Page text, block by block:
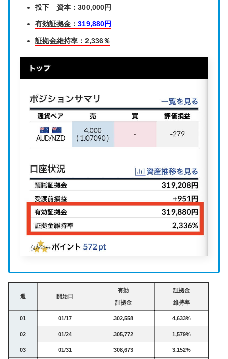
投下 資本：300,000円
有効証拠金： 319,880円
証拠金維持率：2,336％
週 開始日
有効
証拠金
証拠金
維持率
01 01/17 302,558 4,633%
02 01/24 305,772 1,579%
03 01/31 308,673 3.152%